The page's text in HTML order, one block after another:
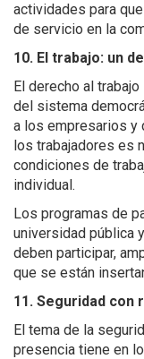
actividades para
de servicio en la
10. El trabajo: un
El derecho al
del sistema
a los empresarios y
los trabajadores es
condiciones de
individual.
Los programas de
universidad pública
deben participar,
que se están
11. Seguridad con
El tema de la
presencia tiene en